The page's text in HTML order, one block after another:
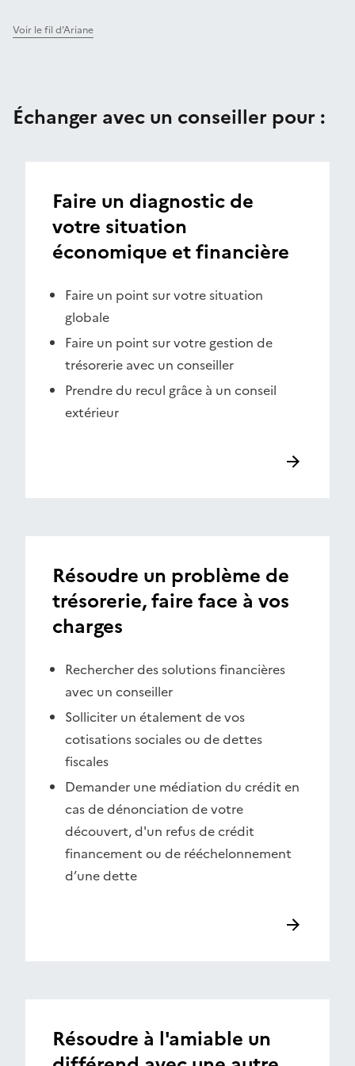
Voir le fil d’Ariane
Échanger avec un conseiller pour :
Faire un diagnostic de
votre situation
économique et financière
Faire un point sur votre situation
globale
Faire un point sur votre gestion de
trésorerie avec un conseiller
Prendre du recul grâce à un conseil
extérieur
Résoudre un problème de
trésorerie, faire face à vos
charges
Rechercher des solutions financières
avec un conseiller
Solliciter un étalement de vos
cotisations sociales ou de dettes
fiscales
Demander une médiation du crédit en
cas de dénonciation de votre
découvert, d'un refus de crédit
financement ou de rééchelonnement
d’une dette
Résoudre à l'amiable un